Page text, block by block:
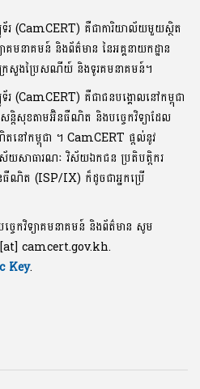
ទ័រ (CamCERT) គឺជាការិយាល័យមួយស្ថិត
គមនាគមន៍ និងព័ត៌មាន នៃអគ្គនាយកដ្ឋាន
ក្រសួងប្រៃសណីយ៍ និងទូរគមនាគមន៍។
ទ័រ (CamCERT) គឺជាជនបង្គោលនៅកម្ពុជា
ន្តិសុខតាមអ៊ិនធឺណិត និងបច្ចេកវិទ្យាដែល
នៅកម្ពុជា ។ CamCERT ផ្តល់នូវ
សាធារណៈ វិស័យឯកជន ប្រតិបត្តិករ
នធឺណិត (ISP/IX) ក៏ដូចជាអ្នកប្រើ
ចេកវិទ្យាគមនាគមន៍ និងព័ត៌មាន សូម
[at] camcert.gov.kh.
Key.